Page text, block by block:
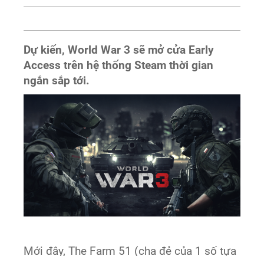
Dự kiến, World War 3 sẽ mở cửa Early
Access trên hệ thống Steam thời gian
ngắn sắp tới.
Mới đây, The Farm 51 (cha đẻ của 1 số tựa